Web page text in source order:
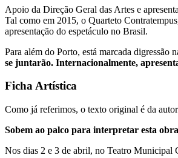
Apoio da Direção Geral das Artes e
Tal como em 2015, o Quarteto
apresentação do espetáculo no Brasil.
Para além do Porto, está marcada digressão
se juntarão. Internacionalmente,
Ficha Artística
Como já referimos, o texto original é da
Sobem ao palco para interpretar esta
Nos dias 2 e 3 de abril, no Teatro Municipal